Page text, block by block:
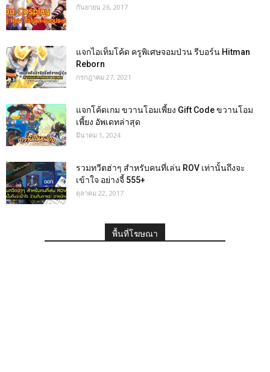
กันยายน 26, 2017
แจกไอเท็มโค้ด ครูพิเศษจอมป่วน รีบอร์น Hitman
Reborn
กรกฎาคม 27, 2021
แจกโค้ดเกม ขวานโอมเพี้ยง Gift Code ขวานโอม
เพี้ยง อัพเดทล่าสุด
มีนาคม 1, 2024
รวมทวีตฮ่าๆ สำหรับคนที่เล่น ROV เท่านั้นถึงจะ
เข้าใจ อย่างจี้ 555+
ตุลาคม 22, 2017
พื้นที่โฆษณา